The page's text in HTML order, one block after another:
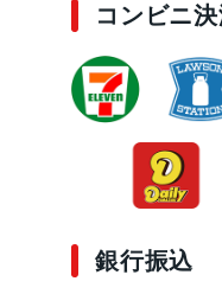
コンビニ
銀行振込